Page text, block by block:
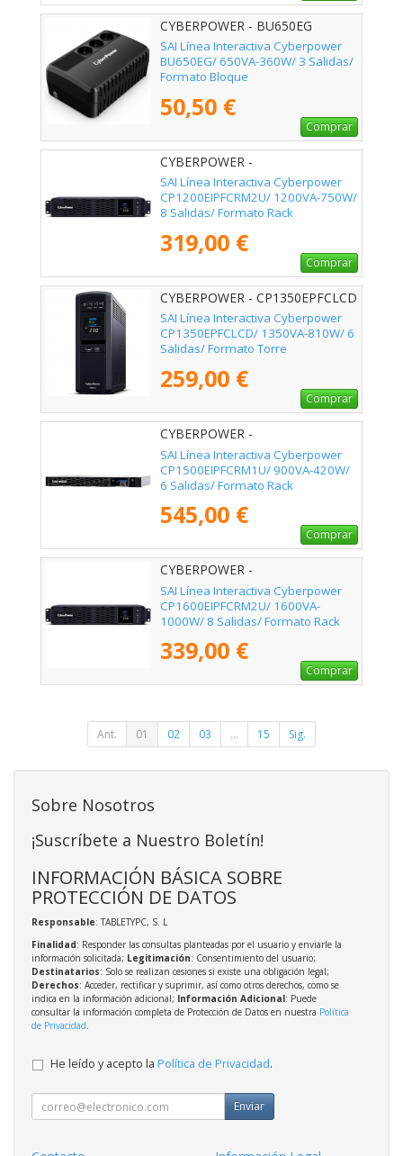
CYBERPOWER - BU650EG
SAI Línea Interactiva Cyberpower
BU650EG/ 650VA-360W/ 3 Salidas/
Formato Bloque
50,50 €
Comprar
CYBERPOWER -
CP1200EIPFCRM2U
SAI Línea Interactiva Cyberpower
CP1200EIPFCRM2U/ 1200VA-750W/
8 Salidas/ Formato Rack
319,00 €
Comprar
CYBERPOWER - CP1350EPFCLCD
SAI Línea Interactiva Cyberpower
CP1350EPFCLCD/ 1350VA-810W/ 6
Salidas/ Formato Torre
259,00 €
Comprar
CYBERPOWER -
CP1500EIPFCRM1U
SAI Línea Interactiva Cyberpower
CP1500EIPFCRM1U/ 900VA-420W/
6 Salidas/ Formato Rack
545,00 €
Comprar
CYBERPOWER -
CP1600EIPFCRM2U
SAI Línea Interactiva Cyberpower
CP1600EIPFCRM2U/ 1600VA-
1000W/ 8 Salidas/ Formato Rack
339,00 €
Comprar
Ant. 01 02 03 ... 15 Sig.
Sobre Nosotros
¡Suscríbete a Nuestro Boletín!
INFORMACIÓN BÁSICA SOBRE
PROTECCIÓN DE DATOS
Responsable: TABLETYPC, S. L
Finalidad: Responder las consultas planteadas por el usuario y enviarle la
información solicitada; Legitimación: Consentimiento del usuario;
Destinatarios: Solo se realizan cesiones si existe una obligación legal;
Derechos: Acceder, rectificar y suprimir, así como otros derechos, como se
indica en la información adicional; Información Adicional: Puede
consultar la información completa de Protección de Datos en nuestra Política
de Privacidad.
He leído y acepto la Política de Privacidad.
Enviar